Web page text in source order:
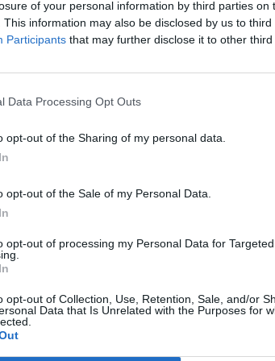
of your personal information by third parties on
This information may also be disclosed by us to
Participants that may further disclose it to other third
Data Processing Opt Outs
opt-out of the Sharing of my personal data.
opt-out of the Sale of my Personal Data.
opt-out of processing my Personal Data for Targeted
opt-out of Collection, Use, Retention, Sale, and/or
Data that Is Unrelated with the Purposes for
a benyújtott dokumentumok alapján a
a szezon előtt és alatt összesen négy
portfolio.hu hírarchívumához tartozik,
cikkarchívum
elmúlt 2 év napon belüli
Előfizetés